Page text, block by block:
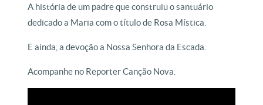
A história de um padre que construiu o santuário
dedicado a Maria com o título de Rosa Mística.
E ainda, a devoção a Nossa Senhora da Escada.
Acompanhe no Reporter Canção Nova.